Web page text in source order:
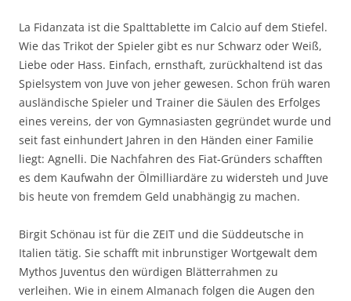
La Fidanzata ist die Spalttablette im Calcio auf dem Stiefel.
Wie das Trikot der Spieler gibt es nur Schwarz oder Weiß,
Liebe oder Hass. Einfach, ernsthaft, zurückhaltend ist das
Spielsystem von Juve von jeher gewesen. Schon früh waren
ausländische Spieler und Trainer die Säulen des Erfolges
eines vereins, der von Gymnasiasten gegründet wurde und
seit fast einhundert Jahren in den Händen einer Familie
liegt: Agnelli. Die Nachfahren des Fiat-Gründers schafften
es dem Kaufwahn der Ölmilliardäre zu widersteh und Juve
bis heute von fremdem Geld unabhängig zu machen.
Birgit Schönau ist für die ZEIT und die Süddeutsche in
Italien tätig. Sie schafft mit inbrunstiger Wortgewalt dem
Mythos Juventus den würdigen Blätterrahmen zu
verleihen. Wie in einem Almanach folgen die Augen den